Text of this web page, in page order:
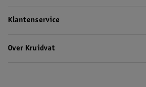
Klantenservice
Over Kruidvat